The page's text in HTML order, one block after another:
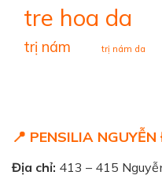
tre hoa da
trị nám trị nám da
📍 PENSILIA
Địa chỉ: 413 – 415